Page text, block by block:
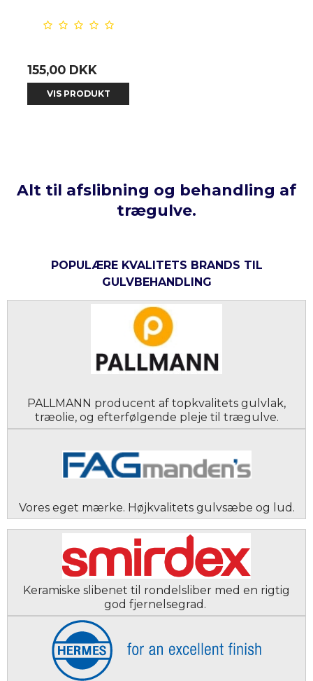
155,00 DKK
VIS PRODUKT
Alt til afslibning og behandling af
trægulve.
POPULÆRE KVALITETS BRANDS TIL
GULVBEHANDLING
PALLMANN producent af topkvalitets gulvlak,
træolie, og efterfølgende pleje til trægulve.
Vores eget mærke. Højkvalitets gulvsæbe og lud.
Keramiske slibenet til rondelsliber med en rigtig
god fjernelsegrad.